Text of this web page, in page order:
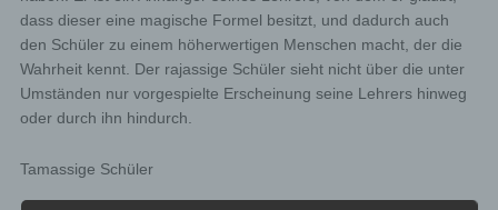
dass dieser eine magische Formel besitzt, und dadurch auch
den Schüler zu einem höherwertigen Menschen macht, der die
Wahrheit kennt. Der rajassige Schüler sieht nicht über die unter
Umständen nur vorgespielte Erscheinung seine Lehrers hinweg
oder durch ihn hindurch.
Tamassige Schüler